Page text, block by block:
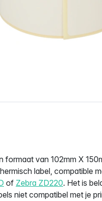
formaat van 102mm X
label, compatible
of Zebra ZD220. Het is
niet compatibel met je